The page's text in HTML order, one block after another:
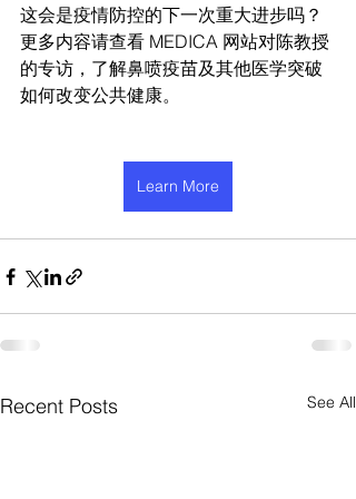
这会是疫情防控的下一次重大进步吗？
更多内容请查看 MEDICA 网站对陈教授
的专访，了解鼻喷疫苗及其他医学突破
如何改变公共健康。
Learn More
Recent Posts See All